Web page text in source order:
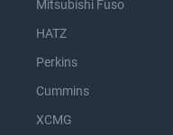
Mitsubishi Fuso
HATZ
Perkins
Cummins
XCMG